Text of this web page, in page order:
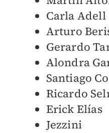
Carla Adell
Arturo
Gerardo
Alondra
Santiago
Ricardo
Erick Elías
Jezzini